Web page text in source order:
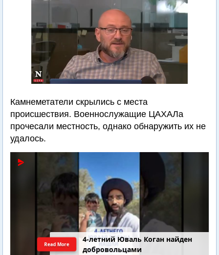
Камнеметатели скрылись с места
происшествия. Военнослужащие ЦАХАЛа
прочесали местность, однако обнаружить их не
удалось.
4-летний Юваль Коган найден
добровольцами
Read More